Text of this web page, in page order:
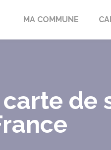
la-Fôret
MA COMMUNE